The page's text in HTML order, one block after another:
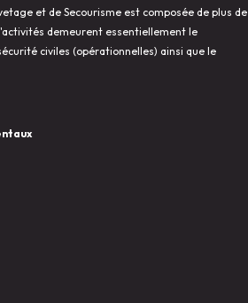
et de Secourisme est composée de plus de
demeurent essentiellement le
civiles (opérationnelles) ainsi que le